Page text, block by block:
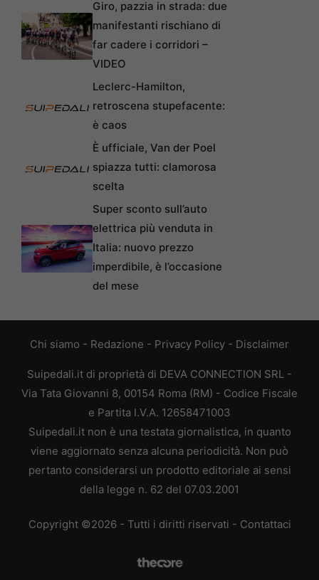
Giro, pazzia in strada: due
manifestanti rischiano di
far cadere i corridori –
VIDEO
Leclerc-Hamilton,
retroscena stupefacente:
è caos
È ufficiale, Van der Poel
spiazza tutti: clamorosa
scelta
Super sconto sull’auto
elettrica più venduta in
Italia: nuovo prezzo
imperdibile, è l’occasione
del mese
Chi siamo - Redazione - Privacy Policy - Disclaimer
Suipedali.it di proprietà di DEVA CONNECTION SRL -
Via Tata Giovanni 8, 00154 Roma (RM) - Codice Fiscale
e Partita I.V.A. 12658471003
Suipedali.it non è una testata giornalistica, in quanto
viene aggiornato senza alcuna periodicità. Non può
pertanto considerarsi un prodotto editoriale ai sensi
della legge n. 62 del 07.03.2001
Copyright ©2026 - Tutti i diritti riservati - Contattaci